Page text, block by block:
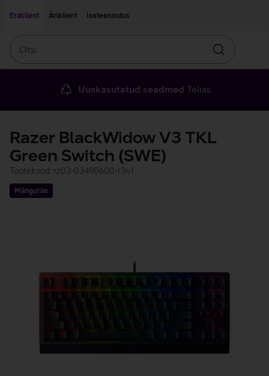
Eraklient
Äriklient Iseteenindus
Otsin
Uuskasutatud seadmed Telias
Razer BlackWidow V3 TKL
Green Switch (SWE)
Tootekood: rz03-03490600-r3n1
Mängurile